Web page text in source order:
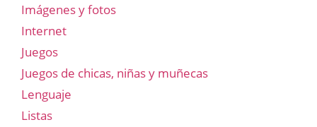
Imágenes y fotos
Internet
Juegos
Juegos de chicas, niñas y muñecas
Lenguaje
Listas